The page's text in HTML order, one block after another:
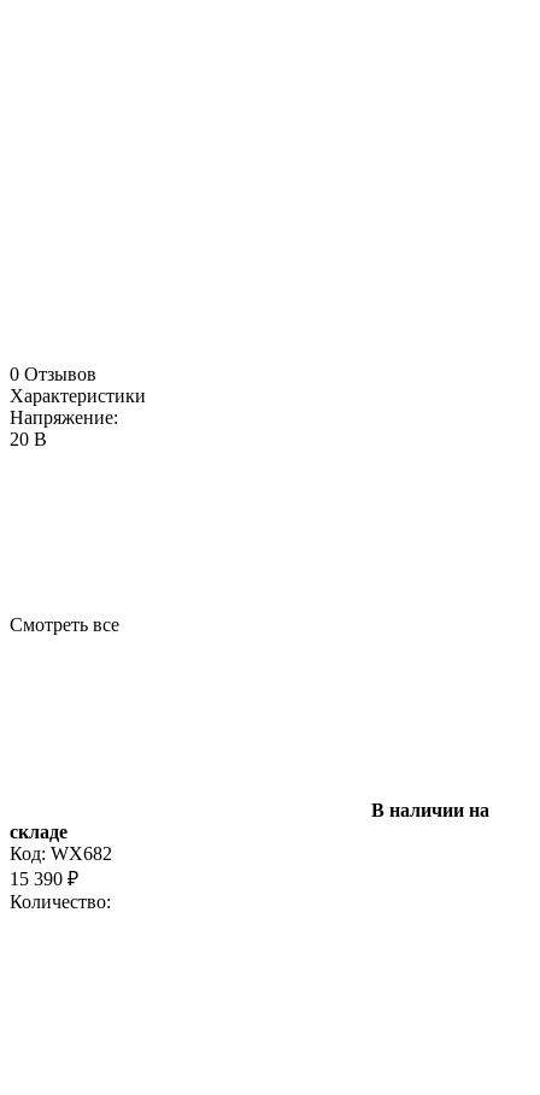
0 Отзывов
Характеристики
Напряжение:
20 В
Смотреть все
В наличии на
складе
Код: WX682
15 390 ₽
Количество: